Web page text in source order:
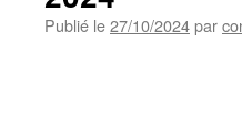
Publié le27/10/2024par